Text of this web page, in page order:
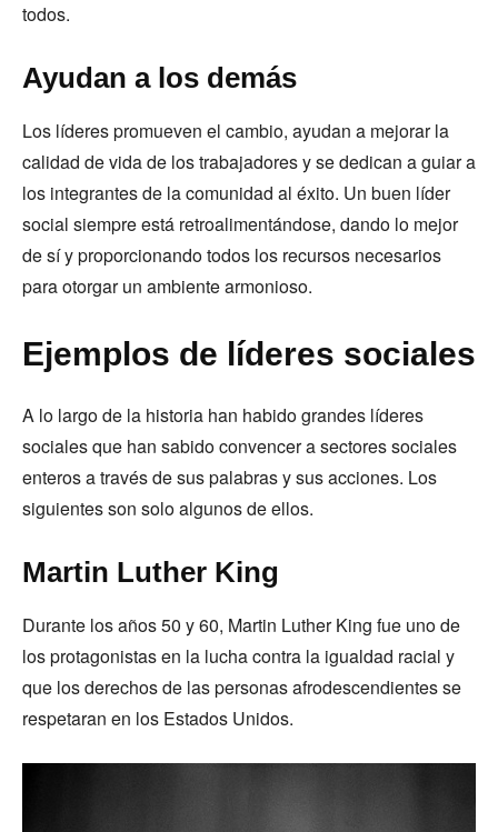
todos.
Ayudan a los demás
Los líderes promueven el cambio, ayudan a mejorar la
calidad de vida de los trabajadores y se dedican a guiar a
los integrantes de la comunidad al éxito. Un buen líder
social siempre está retroalimentándose, dando lo mejor
de sí y proporcionando todos los recursos necesarios
para otorgar un ambiente armonioso.
Ejemplos de líderes sociales
A lo largo de la historia han habido grandes líderes
sociales que han sabido convencer a sectores sociales
enteros a través de sus palabras y sus acciones. Los
siguientes son solo algunos de ellos.
Martin Luther King
Durante los años 50 y 60, Martin Luther King fue uno de
los protagonistas en la lucha contra la igualdad racial y
que los derechos de las personas afrodescendientes se
respetaran en los Estados Unidos.